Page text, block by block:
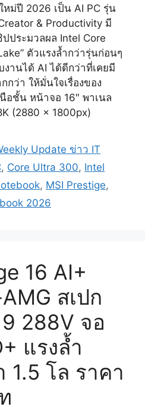
หม่ปี 2026 เป็น AI PC รุ่น
& Productivity มี
ประมวลผล Intel Core
ตัวแรงล้ำกว่ารุ่นก่อนๆ
งานได้ AI ได้ดีกว่าที่เคยมี
กว่า ให้มั่นใจเรื่องของ
อชั้น หน้าจอ 16″ พาเนล
(2880 x 1800px)
Update ข่าว IT
, Core Ultra 300, Intel
, MSI Prestige,
2026
16 AI+
สเปก
288V จอ
แรงล้ำ
1.5 โล ราคา